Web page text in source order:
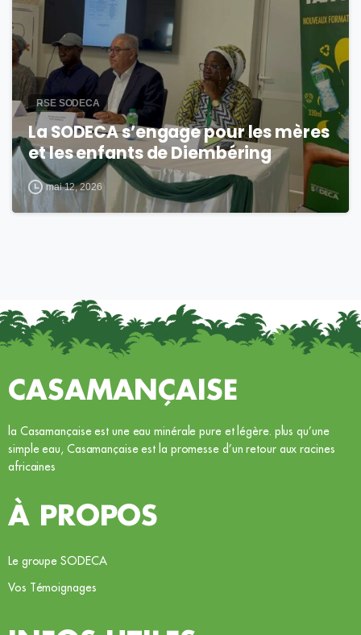
RSE SODECA
La SODECA s’engage pour les mères
et les enfants de Diembéring
mai 12, 2026
CASAMANÇAISE
la Casamançaise est une eau minérale pure et légère. plus qu’une
simple eau, Casamançaise est la promesse d’un retour aux racines
africaines
À PROPOS
Le groupe SODECA
Vos Témoignages